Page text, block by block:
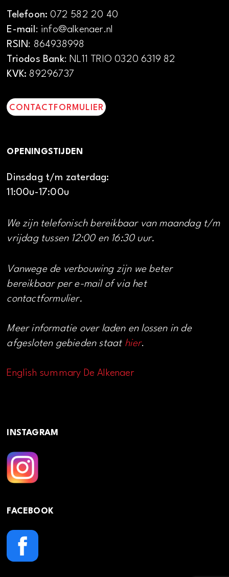
Telefoon:072 582 20 40
E-mail: info@alkenaer.nl
RSIN: 864938998
Triodos Bank: NL11 TRIO 0320 6319 82
KVK: 89296737
CONTACTFORMULIER
OPENINGSTIJDEN
Dinsdag t/m zaterdag:
11:00u-17:00u
We zijn telefonisch bereikbaar van maandag t/m
vrijdag tussen 12:00 en 16:30 uur.
Vanwege de verbouwing zijn we beter
bereikbaar per e-mail of via het
contactformulier.
Meer informatie over laden en lossen in de
afgesloten gebieden staat hier.
English summary De Alkenaer
INSTAGRAM
FACEBOOK